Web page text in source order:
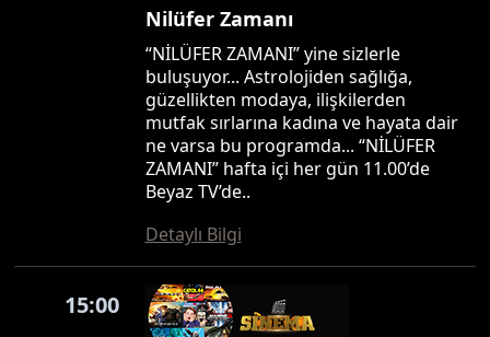
Nilüfer Zamanı
“NİLÜFER ZAMANI” yine sizlerle
buluşuyor... Astrolojiden sağlığa,
güzellikten modaya, ilişkilerden
mutfak sırlarına kadına ve hayata dair
ne varsa bu programda... “NİLÜFER
ZAMANI” hafta içi her gün 11.00’de
Beyaz TV’de..
Detaylı Bilgi
15:00